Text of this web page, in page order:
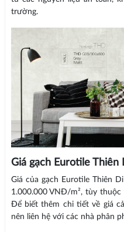
trường.
Giá gạch Eurotile Thiên
Giá của gạch Eurotile Thiên
1.000.000 VNĐ/m², tùy
Để biết thêm chi tiết về giá
nên liên hệ với các nhà phân